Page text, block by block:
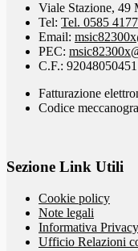
Viale Stazione, 49
Tel: Tel. 0585
Email:
PEC:
C.F.: 92048050451
Fatturazione
Codice
Sezione Link Utili
Cookie policy
Note legali
Informativa Privacy
Ufficio Relazioni